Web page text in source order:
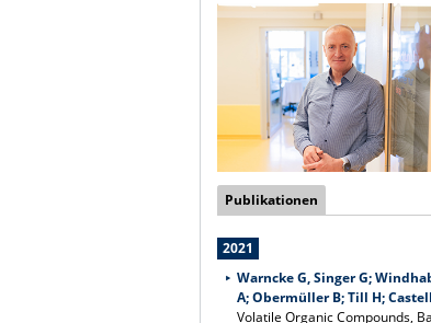
Publikationen
2021
Warncke G, Singer G;
A; Obermüller B; Till H;
Volatile Organic Compounds,